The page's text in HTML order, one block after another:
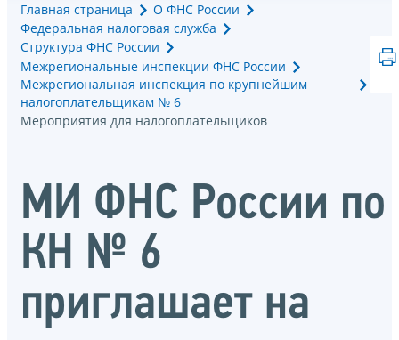
Главная страница
О ФНС России
Федеральная налоговая служба
Структура ФНС России
Межрегиональные инспекции ФНС России
Межрегиональная инспекция по крупнейшим
налогоплательщикам № 6
Мероприятия для налогоплательщиков
МИ ФНС России по
КН № 6
приглашает на